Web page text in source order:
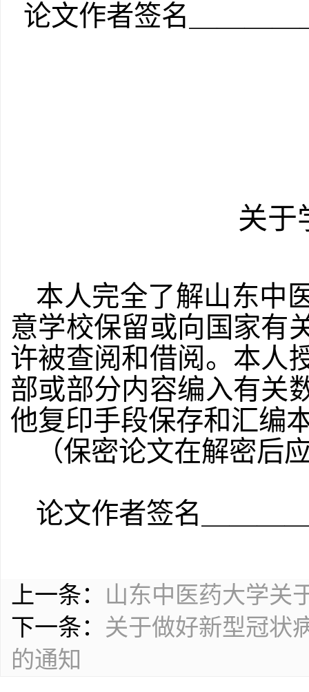
论文作者签名
关于
本人完全了解山东中
意学校保留或向国家有
许被查阅和借阅。本人
部或部分内容编入有关
他复印手段保存和汇编
（保密论文在解密后
论文作者签名＿＿＿
上一条： 山东中医药大学关
下一条： 关于做好新型冠状
的通知